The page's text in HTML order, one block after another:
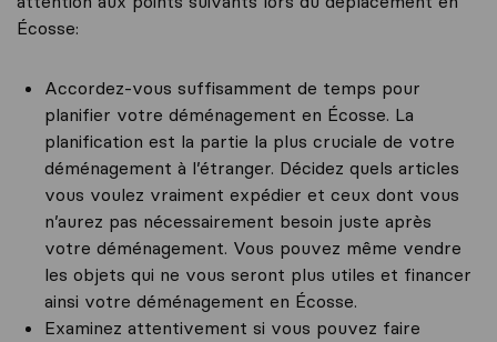
Écosse:
Accordez-vous suffisamment de temps pour
planifier votre déménagement en Écosse. La
planification est la partie la plus cruciale de votre
déménagement à l’étranger. Décidez quels articles
vous voulez vraiment expédier et ceux dont vous
n’aurez pas nécessairement besoin juste après
votre déménagement. Vous pouvez même vendre
les objets qui ne vous seront plus utiles et financer
ainsi votre déménagement en Écosse.
Examinez attentivement si vous pouvez faire